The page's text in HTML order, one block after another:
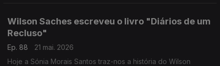
Wilson Saches escreveu o livro "Diários de um
Recluso"
Ep. 88
21 mai. 2026
Hoje a Sónia Morais Santos traz-nos a história do Wilson